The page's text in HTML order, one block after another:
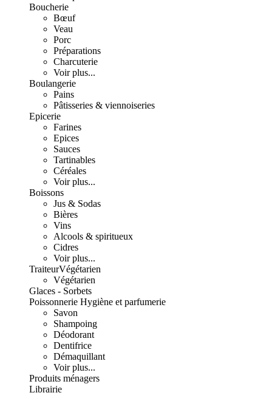
Boucherie
Bœuf
Veau
Porc
Préparations
Charcuterie
Voir plus...
Boulangerie
Pains
Pâtisseries & viennoiseries
Epicerie
Farines
Epices
Sauces
Tartinables
Céréales
Voir plus...
Boissons
Jus & Sodas
Bières
Vins
Alcools & spiritueux
Cidres
Voir plus...
TraiteurVégétarien
Végétarien
Glaces - Sorbets
Poissonnerie Hygiène et parfumerie
Savon
Shampoing
Déodorant
Dentifrice
Démaquillant
Voir plus...
Produits ménagers
Librairie